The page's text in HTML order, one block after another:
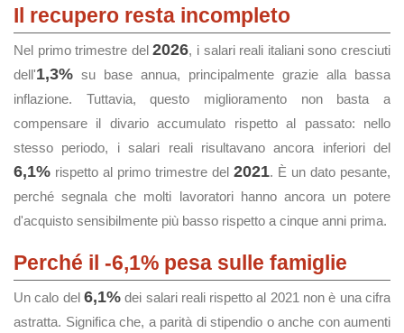
Il recupero resta incompleto
Nel primo trimestre del2026, i salari reali italiani sono cresciuti
dell'1,3% su base annua, principalmente grazie alla bassa
inflazione. Tuttavia, questo miglioramento non basta a
compensare il divario accumulato rispetto al passato: nello
stesso periodo, i salari reali risultavano ancora inferiori del
6,1% rispetto al primo trimestre del 2021. È un dato pesante,
perché segnala che molti lavoratori hanno ancora un potere
d'acquisto sensibilmente più basso rispetto a cinque anni prima.
Perché il -6,1% pesa sulle famiglie
Un calo del 6,1%dei salari reali rispetto al 2021 non è una cifra
astratta. Significa che, a parità di stipendio o anche con aumenti